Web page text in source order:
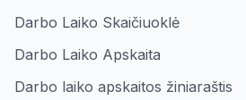
Darbo Laiko Skaičiuoklė
Darbo Laiko Apskaita
Darbo laiko apskaitos žiniaraštis